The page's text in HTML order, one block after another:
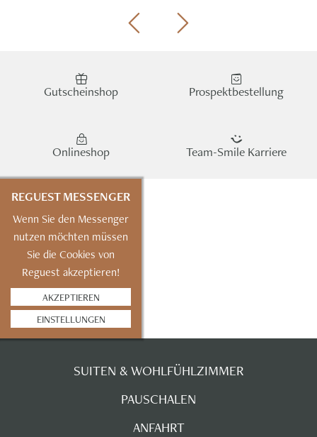
Gutscheinshop Prospektbestellung
Onlineshop Team-Smile Karriere
REGUEST MESSENGER
Wenn Sie den Messenger
nutzen möchten müssen
Sie die Cookies von
Reguest akzeptieren!
AKZEPTIEREN
EINSTELLUNGEN
SUITEN & WOHLFÜHLZIMMER
PAUSCHALEN
ANFAHRT